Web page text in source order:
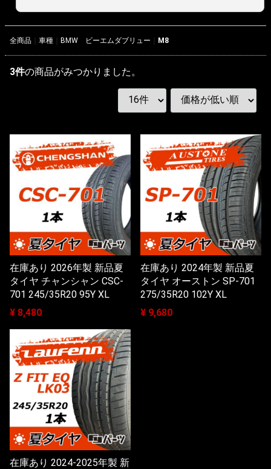
全商品 車種 BMW ビーエムダブリュー M8
3件の商品がみつかりました。
在庫あり 2026年製 新品夏
タイヤ チャンシャン CSC-
701 245/35R20 95Y XL
¥ 8,480
在庫あり 2024年製 新品夏
タイヤ オーストン SP-701
275/35R20 102Y XL
¥ 9,680
在庫あり 2024-2025年製 新